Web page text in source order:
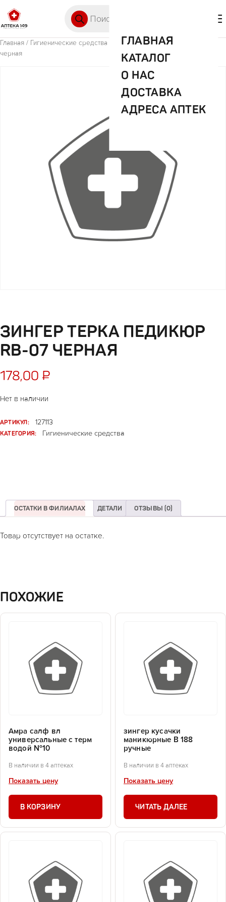
ГЛАВНАЯ
КАТАЛОГ
О НАС
ДОСТАВКА
АДРЕСА АПТЕК
Главная / Гигиенические средства / Зингер Терка педикюр RВ-07
черная
ЗИНГЕР ТЕРКА ПЕДИКЮР
RВ-07 ЧЕРНАЯ
178,00 ₽
Нет в наличии
АРТИКУЛ:
127113
КАТЕГОРИЯ:
Гигиенические средства
ОСТАТКИ В ФИЛИАЛАХ ДЕТАЛИ ОТЗЫВЫ (0)
Товар отсутствует на остатке.
ПОХОЖИЕ
Амра салф вл
универсальные с терм
водой №10
В наличии в 4 аптеках
Показать цену
В КОРЗИНУ
зингер кусачки
маникюрные В 188
ручные
В наличии в 4 аптеках
Показать цену
ЧИТАТЬ ДАЛЕЕ